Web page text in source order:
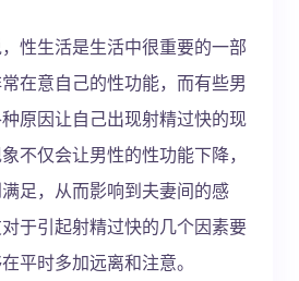
性生活是生活中很重要的一部
在意自己的性功能，而有些男
原因让自己出现射精过快的现
不仅会让男性的性功能下降，
足，从而影响到夫妻间的感
于引起射精过快的几个因素要
平时多加远离和注意。